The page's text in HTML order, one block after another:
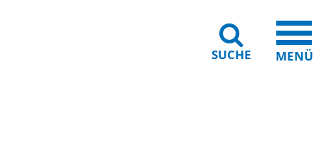
SUCHE MENÜ